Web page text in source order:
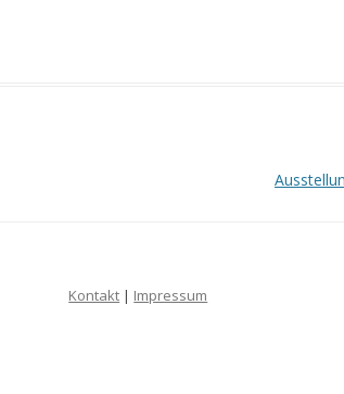
Kontakt | Impressum